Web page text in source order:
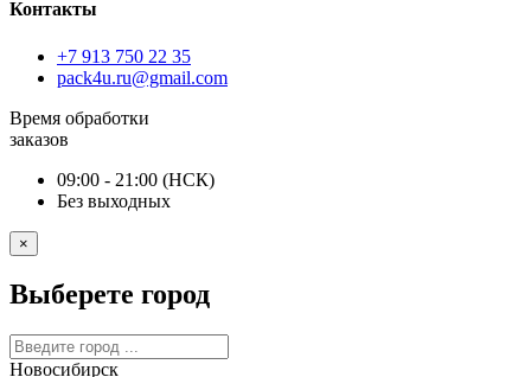
Контакты
+7 913 750 22 35
pack4u.ru@gmail.com
Время обработки
заказов
09:00 - 21:00 (НСК)
Без выходных
×
Выберете город
Новосибирск